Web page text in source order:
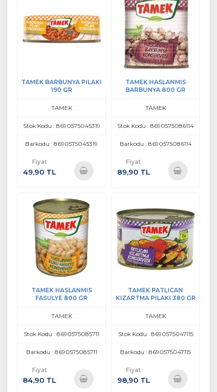
TAMEK BARBUNYA PILAKI
190 GR
TAMEK
Stok Kodu : 8690575045319
Barkodu : 8690575045319
Fiyat
49,90 TL
TAMEK HASLANMIS
BARBUNYA 800 GR
TAMEK
Stok Kodu : 8690575086114
Barkodu : 8690575086114
Fiyat
89,90 TL
TAMEK HASLANMIS
FASULYE 800 GR
TAMEK
Stok Kodu : 8690575085711
Barkodu : 8690575085711
Fiyat
84,90 TL
TAMEK PATLICAN
KIZARTMA PILAKI 380 GR
TAMEK
Stok Kodu : 8690575047115
Barkodu : 8690575047115
Fiyat
98,90 TL